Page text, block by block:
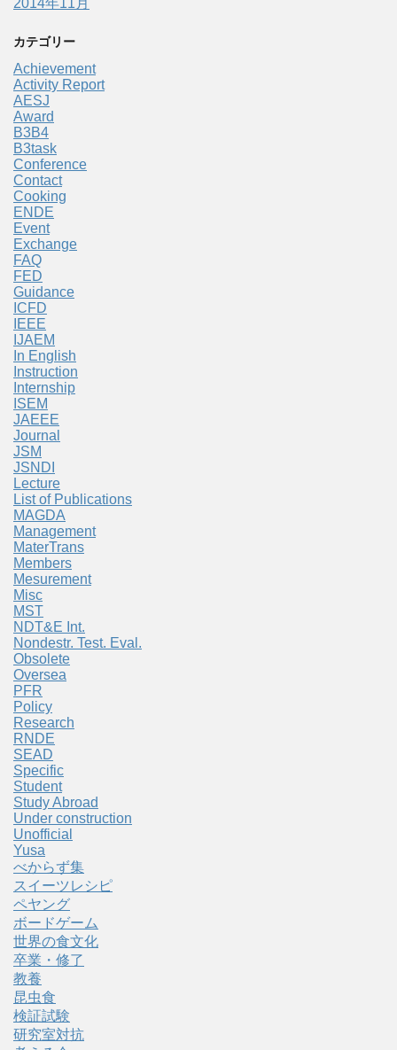
2014年11月
カテゴリー
Achievement
Activity Report
AESJ
Award
B3B4
B3task
Conference
Contact
Cooking
ENDE
Event
Exchange
FAQ
FED
Guidance
ICFD
IEEE
IJAEM
In English
Instruction
Internship
ISEM
JAEEE
Journal
JSM
JSNDI
Lecture
List of Publications
MAGDA
Management
MaterTrans
Members
Mesurement
Misc
MST
NDT&E Int.
Nondestr. Test. Eval.
Obsolete
Oversea
PFR
Policy
Research
RNDE
SEAD
Specific
Student
Study Abroad
Under construction
Unofficial
Yusa
べからず集
スイーツレシピ
ペヤング
ボードゲーム
世界の食文化
卒業・修了
教養
昆虫食
検証試験
研究室対抗